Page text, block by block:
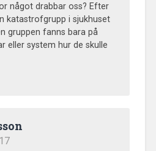
något drabbar oss? Efter
katastrofgrupp i sjukhuset
gruppen fanns bara på
eller system hur de skulle